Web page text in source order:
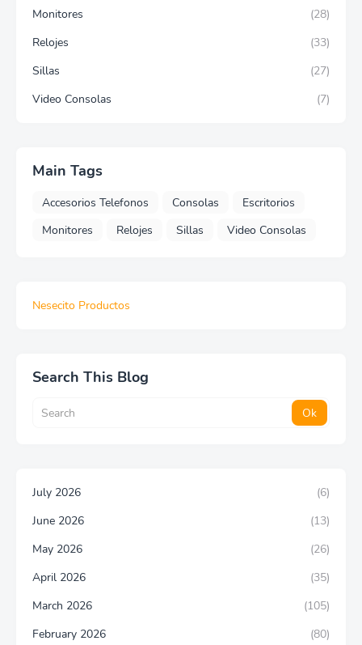
Monitores
(28)
Relojes
(33)
Sillas
(27)
Video Consolas
(7)
Main Tags
Accesorios Telefonos Consolas
Escritorios
Monitores
Relojes Sillas Video Consolas
Nesecito Productos
Search This Blog
July 2026
(6)
June 2026
(13)
May 2026
(26)
April 2026
(35)
March 2026
(105)
February 2026
(80)